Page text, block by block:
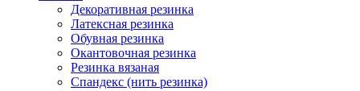
Декоративная резинка
Латексная резинка
Обувная резинка
Окантовочная резинка
Резинка вязаная
Спандекс (нить резинка)